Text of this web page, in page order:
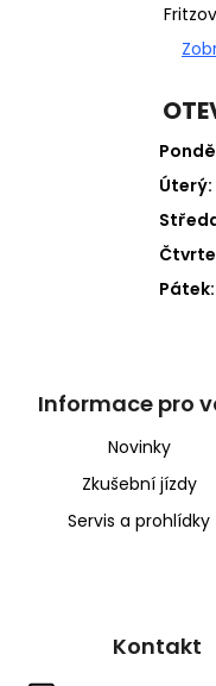
Úterý:
Pátek:
Informace pro
Novinky
Zkušební jízdy
Servis a prohlídky
Kontakt